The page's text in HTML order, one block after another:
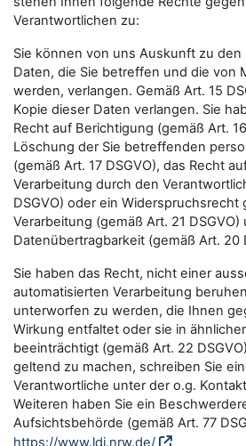
Verantwortlichen zu:
Sie können von uns Auskunft zu
Daten, die Sie betreffen und die von
werden, verlangen. Gemäß Art. 15
Kopie dieser Daten verlangen. Sie
Recht auf Berichtigung (gemäß Art.
Löschung der Sie betreffenden
(gemäß Art. 17 DSGVO), das Recht
Verarbeitung durch den
DSGVO) oder ein Widerspruchsrecht
Verarbeitung (gemäß Art. 21
Datenübertragbarkeit (gemäß Art. 20
Sie haben das Recht, nicht einer
automatisierten Verarbeitung
unterworfen zu werden, die Ihnen
Wirkung entfaltet oder sie in
beeinträchtigt (gemäß Art. 22
geltend zu machen, schreiben Sie
Verantwortliche unter der o.g.
Weiteren haben Sie ein
Aufsichtsbehörde (gemäß Art. 77
https://www.ldi.nrw.de/